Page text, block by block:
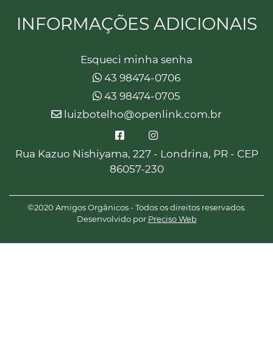
INFORMAÇÕES ADICIONAIS
Esqueci minha senha
43 98474-0706
43 98474-0705
luizbotelho@openlink.com.br
Rua Kazuo Nishiyama, 227 - Londrina, PR - CEP
86057-230
©2020 Amigos Orgânicos - Todos os direitos reservados.
Desenvolvido por Preciso Web